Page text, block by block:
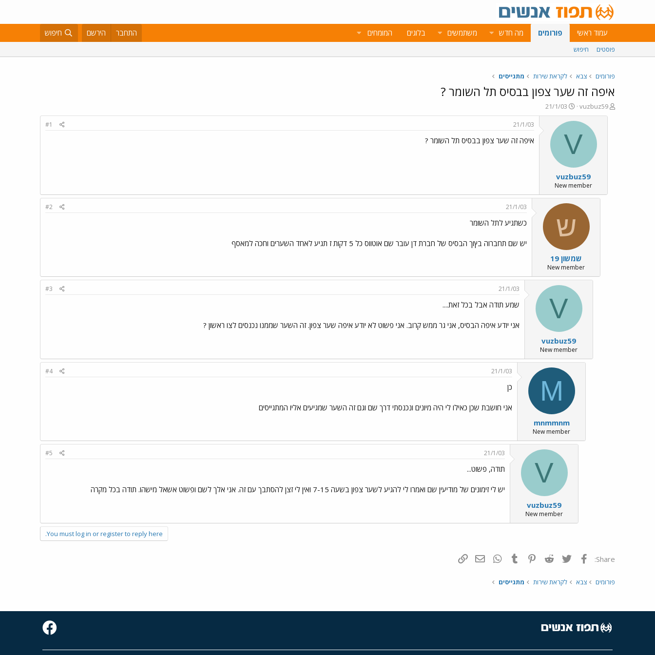
עמוד ראשי פורומים מה חדש משתמשים בלוגים המומחים התחבר הירשם חיפוש
פוסטים חיפוש
פורומים צבא לקראת שירות מתגייסים
איפה זה שער צפון בבסיס תל השומר ?
פ
ו
vuzbuz59
פ
ו
ר
ם
א
ר
י
ך
21/1/03
V
vuzbuz59
New member
21/1/03
#1
איפה זה שער צפון בבסיס תל השומר ?
ש
שמשון 19
New member
21/1/03
#2
כשתגיע לתל השומר
יש שם תחברוה בץוך הבסיס של חברת דן עובר שם אוטווס כל 5 דקות ז תגיע לאחד השערים וחכה למאסף
V
vuzbuz59
New member
21/1/03
#3
שמע תודה אבל בכל זאת....
אני יודע איפה הבסיס, אני גר ממש קרוב. אני פשוט לא יודע איפה שער צפון. זה השער שממנו נכנסים לצו ראשון ?
M
mnmmnm
New member
21/1/03
#4
כן
אני חושבת שכן כאילו לי היה מיונים ונכנסתי דרך שם וגם זה השער שמגיעים אליו המתגייסים
V
vuzbuz59
New member
21/1/03
#5
תודה, פשוט...
יש לי זימונים של מודיעין שם ואמרו לי להגיע לשער צפון בשעה 7-15 ואין לי זצן להסתבך עם זה. אני אלך לשם ופשוט אשאל מישהו. תודה בכל מקרה
You must log in or register to reply here.
Share: פייסבוק Twitter
Reddit
Pinterest
Tumblr
WhatsAppדואר אלקטרוני
פורומים צבא לקראת שירות מתגייסים